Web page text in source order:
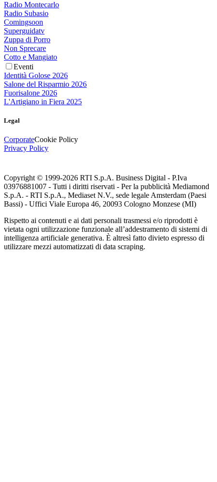
Radio Montecarlo
Radio Subasio
Comingsoon
Superguidatv
Zuppa di Porro
Non Sprecare
Cotto e Mangiato
Eventi
Identità Golose 2026
Salone del Risparmio 2026
Fuorisalone 2026
L'Artigiano in Fiera 2025
Legal
CorporateCookie Policy
Privacy Policy
Copyright © 1999-2026 RTI S.p.A. Business Digital - P.Iva
03976881007 - Tutti i diritti riservati - Per la pubblicità Mediamond
S.p.A. - RTI S.p.A., Mediaset N.V., sede legale Amsterdam (Paesi
Bassi) - Uffici Viale Europa 46, 20093 Cologno Monzese (MI)
Rispetto ai contenuti e ai dati personali trasmessi e/o riprodotti è
vietata ogni utilizzazione funzionale all’addestramento di sistemi di
intelligenza artificiale generativa. È altresì fatto divieto espresso di
utilizzare mezzi automatizzati di data scraping.